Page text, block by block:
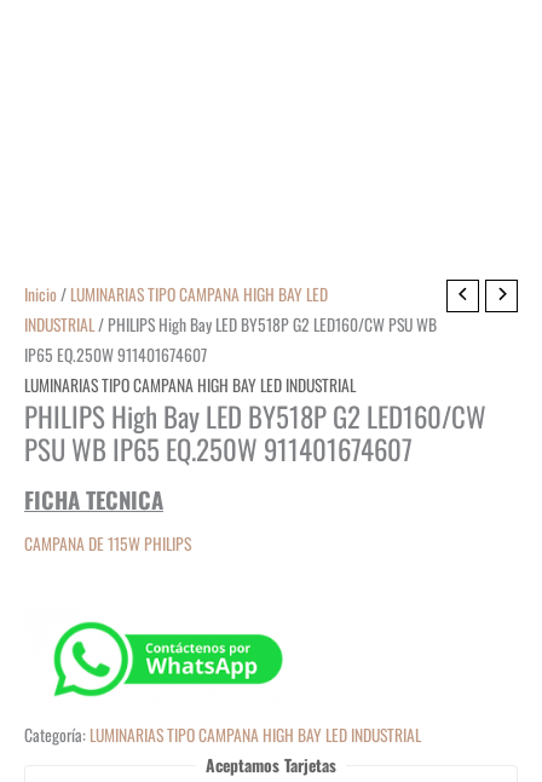
Inicio/ LUMINARIAS TIPO CAMPANA HIGH BAY LED
INDUSTRIAL/ PHILIPS High Bay LED BY518P G2 LED160/CW PSU WB
IP65 EQ.250W 911401674607
LUMINARIAS TIPO CAMPANA HIGH BAY LED INDUSTRIAL
PHILIPS High Bay LED BY518P G2 LED160/CW
PSU WB IP65 EQ.250W 911401674607
FICHA TECNICA
CAMPANA DE 115W PHILIPS
Categoría: LUMINARIAS TIPO CAMPANA HIGH BAY LED INDUSTRIAL
Aceptamos Tarjetas